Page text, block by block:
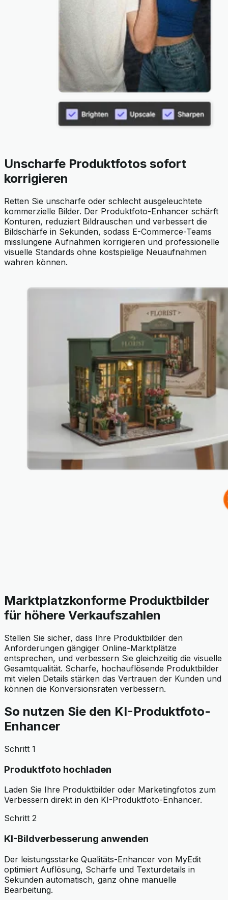
Unscharfe Produktfotos sofort
korrigieren
Retten Sie unscharfe oder schlecht ausgeleuchtete
kommerzielle Bilder. Der Produktfoto-Enhancer schärft
Konturen, reduziert Bildrauschen und verbessert die
Bildschärfe in Sekunden, sodass E-Commerce-Teams
misslungene Aufnahmen korrigieren und professionelle
visuelle Standards ohne kostspielige Neuaufnahmen
wahren können.
Marktplatzkonforme Produktbilder
für höhere Verkaufszahlen
Stellen Sie sicher, dass Ihre Produktbilder den
Anforderungen gängiger Online-Marktplätze
entsprechen, und verbessern Sie gleichzeitig die visuelle
Gesamtqualität. Scharfe, hochauflösende Produktbilder
mit vielen Details stärken das Vertrauen der Kunden und
können die Konversionsraten verbessern.
So nutzen Sie den KI-Produktfoto-
Enhancer
Schritt 1
Produktfoto hochladen
Laden Sie Ihre Produktbilder oder Marketingfotos zum
Verbessern direkt in den KI-Produktfoto-Enhancer.
Schritt 2
KI-Bildverbesserung anwenden
Der leistungsstarke Qualitäts-Enhancer von MyEdit
optimiert Auflösung, Schärfe und Texturdetails in
Sekunden automatisch, ganz ohne manuelle
Bearbeitung.